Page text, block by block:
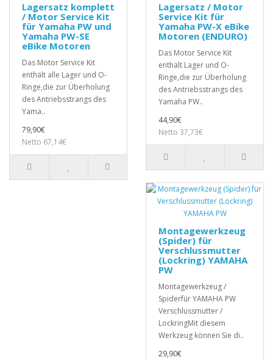
Lagersatz komplett
/ Motor Service Kit
für Yamaha PW und
Yamaha PW-SE
eBike Motoren
Das Motor Service Kit
enthält alle Lager und O-
Ringe,die zur Überholung
des Antriebsstrangs des
Yama..
79,90€
Netto 67,14€
Lagersatz / Motor
Service Kit für
Yamaha PW-X eBike
Motoren (ENDURO)
Das Motor Service Kit
enthält Lager und O-
Ringe,die zur Überholung
des Antriebsstrangs des
Yamaha PW..
44,90€
Netto 37,73€
Montagewerkzeug
(Spider) für
Verschlussmutter
(Lockring) YAMAHA
PW
Montagewerkzeug /
Spiderfür YAMAHA PW
Verschlussmutter /
LockringMit diesem
Werkzeug können Sie di..
29,90€